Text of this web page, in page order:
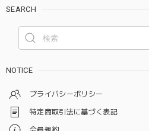
SEARCH
NOTICE
プライバシーポリシー
特定商取引法に基づく表記